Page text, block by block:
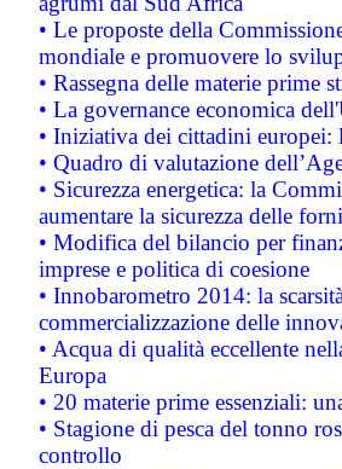
• Le proposte della
mondiale e promuovere lo
• Rassegna delle materie prime
• La governance economica
• Iniziativa dei cittadini
• Quadro di valutazione
• Sicurezza energetica: la
aumentare la sicurezza delle
• Modifica del bilancio per
imprese e politica di coesione
• Innobarometro 2014: la
commercializzazione delle
• Acqua di qualità eccellente
Europa
• 20 materie prime essenziali:
• Stagione di pesca del tonno
controllo